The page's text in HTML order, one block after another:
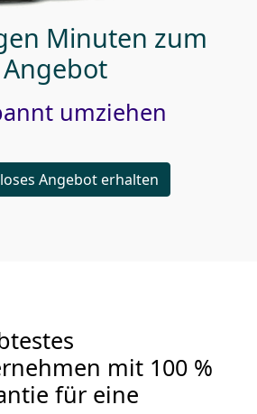
Minuten zum
Angebot
umziehen
Angebot erhalten
mit 100 %
für eine